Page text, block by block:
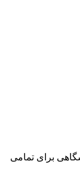
برای تمامی